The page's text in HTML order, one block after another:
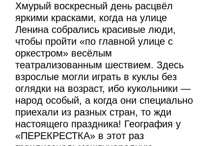
Хмурый воскресный день расцвёл
яркими красками, когда на улице
Ленина собрались красивые люди,
чтобы пройти «по главной улице с
оркестром» весёлым
театрализованным шествием. Здесь
взрослые могли играть в куклы без
оглядки на возраст, ибо кукольники —
народ особый, а когда они специально
приехали из разных стран, то жди
настоящего праздника! География у
«ПЕРЕКРЕСТКА» в этот раз